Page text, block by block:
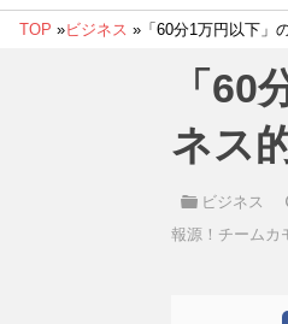
TOP »ビジネス » 「60分1万円以下
「
ネス
ビジネス
報源！チームカ